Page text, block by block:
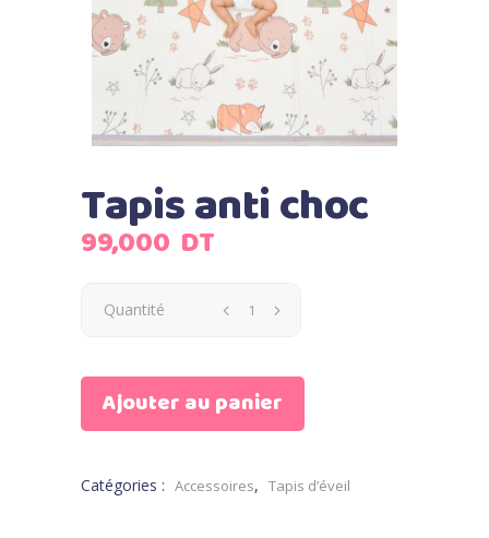
Tapis anti choc
99,000 DT
Quantité
Ajouter au panier
Catégories : Accessoires, Tapis d’éveil